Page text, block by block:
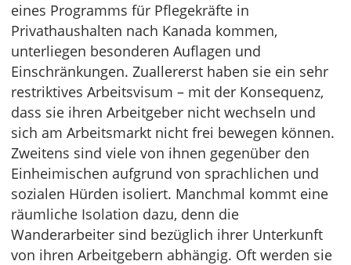
eines Programms für Pflegekräfte in
Privathaushalten nach Kanada kommen,
unterliegen besonderen Auflagen und
Einschränkungen. Zuallererst haben sie ein sehr
restriktives Arbeitsvisum – mit der Konsequenz,
dass sie ihren Arbeitgeber nicht wechseln und
sich am Arbeitsmarkt nicht frei bewegen können.
Zweitens sind viele von ihnen gegenüber den
Einheimischen aufgrund von sprachlichen und
sozialen Hürden isoliert. Manchmal kommt eine
räumliche Isolation dazu, denn die
Wanderarbeiter sind bezüglich ihrer Unterkunft
von ihren Arbeitgebern abhängig. Oft werden sie